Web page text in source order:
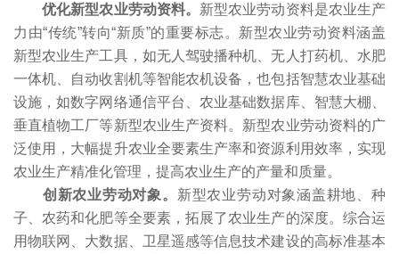
优化新型农业劳动资料。 新型农业劳动资料是农业生产
力由“传统”转向“新质”的重要标志。新型农业劳动资料涵盖
新型农业生产工具，如无人驾驶播种机、无人打药机、水肥
一体机、自动收割机等智能农机设备，也包括智慧农业基础
设施，如数字网络通信平台、农业基础数据库、智慧大棚、
垂直植物工厂等新型农业生产资料。新型农业劳动资料的广
泛使用，大幅提升农业全要素生产率和资源利用效率，实现
农业生产精准化管理，提高农业生产的产量和质量。
创新农业劳动对象。 新型农业劳动对象涵盖耕地、种
子、农药和化肥等全要素，拓展了农业生产的深度。综合运
用物联网、大数据、卫星遥感等信息技术建设的高标准基本